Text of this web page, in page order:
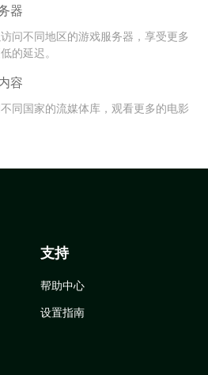
器
问不同地区的游戏服务器，享受更多
的延迟。
容
同国家的流媒体库，观看更多的电影
支持
帮助中心
设置指南